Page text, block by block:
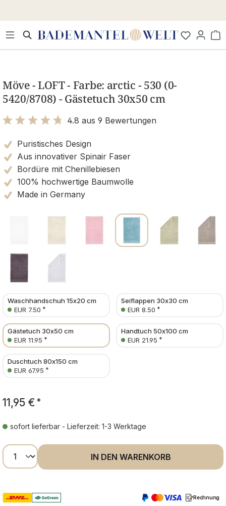
Möve - LOFT - Farbe: arctic - 530 (0-
5420/8708) - Gästetuch 30x50 cm
4.8 aus 9 Bewertungen
Puristisches Design
Aus innovativer Spinair Faser
Bordüre mit Chenillebiesen
100% hochwertige Baumwolle
Made in Germany
Waschhandschuh 15x20 cm
EUR 7.50 *
Seiflappen 30x30 cm
EUR 8.50 *
Gästetuch 30x50 cm
EUR 11.95 *
Handtuch 50x100 cm
EUR 21.95 *
Duschtuch 80x150 cm
EUR 67.95 *
11,95 € *
sofort lieferbar - Lieferzeit: 1-3 Werktage
Produkt Anzahl: Gib den gewünschten
IN DEN WARENKORB
Rechnung